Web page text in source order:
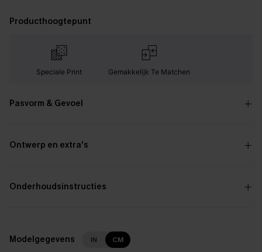
Producthoogtepunt
Speciale Print Gemakkelijk Te Matchen
Pasvorm & Gevoel
Ontwerp en extra's
Onderhoudsinstructies
Modelgegevens IN CM